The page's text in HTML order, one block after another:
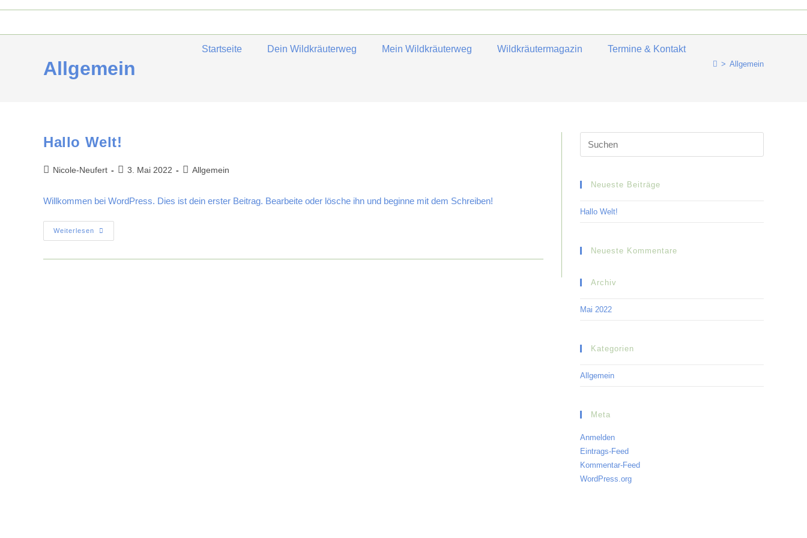
Startseite Dein Wildkräuterweg Mein Wildkräuterweg Wildkräutermagazin Termine & Kontakt
Allgemein > Allgemein
Hallo Welt!
Nicole-Neufert 3. Mai 2022 Allgemein
Willkommen bei WordPress. Dies ist dein erster Beitrag. Bearbeite oder lösche ihn und beginne mit dem Schreiben!
Weiterlesen
Neueste Beiträge
Hallo Welt!
Neueste Kommentare
Archiv
Mai 2022
Kategorien
Allgemein
Meta
Anmelden
Eintrags-Feed
Kommentar-Feed
WordPress.org